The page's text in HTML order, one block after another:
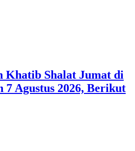
Khatib Shalat Jumat di
7 Agustus 2026, Berikut